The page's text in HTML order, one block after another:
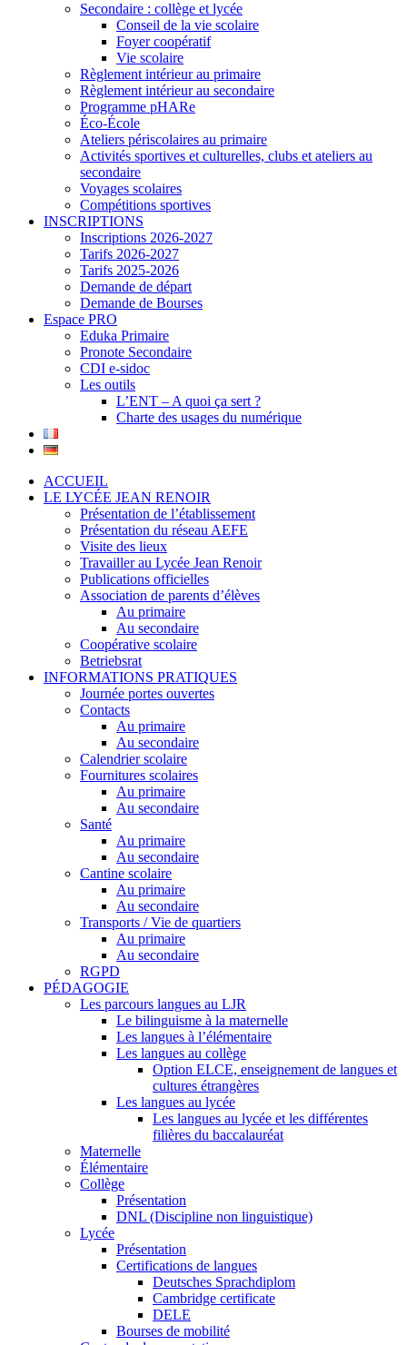
Secondaire : collège et lycée
Conseil de la vie scolaire
Foyer coopératif
Vie scolaire
Règlement intérieur au primaire
Règlement intérieur au secondaire
Programme pHARe
Éco-École
Ateliers périscolaires au primaire
Activités sportives et culturelles, clubs et ateliers au
secondaire
Voyages scolaires
Compétitions sportives
INSCRIPTIONS
Inscriptions 2026-2027
Tarifs 2026-2027
Tarifs 2025-2026
Demande de départ
Demande de Bourses
Espace PRO
Eduka Primaire
Pronote Secondaire
CDI e-sidoc
Les outils
L’ENT – A quoi ça sert ?
Charte des usages du numérique
ACCUEIL
LE LYCÉE JEAN RENOIR
Présentation de l’établissement
Présentation du réseau AEFE
Visite des lieux
Travailler au Lycée Jean Renoir
Publications officielles
Association de parents d’élèves
Au primaire
Au secondaire
Coopérative scolaire
Betriebsrat
INFORMATIONS PRATIQUES
Journée portes ouvertes
Contacts
Au primaire
Au secondaire
Calendrier scolaire
Fournitures scolaires
Au primaire
Au secondaire
Santé
Au primaire
Au secondaire
Cantine scolaire
Au primaire
Au secondaire
Transports / Vie de quartiers
Au primaire
Au secondaire
RGPD
PÉDAGOGIE
Les parcours langues au LJR
Le bilinguisme à la maternelle
Les langues à l’élémentaire
Les langues au collège
Option ELCE, enseignement de langues et
cultures étrangères
Les langues au lycée
Les langues au lycée et les différentes
filières du baccalauréat
Maternelle
Élémentaire
Collège
Présentation
DNL (Discipline non linguistique)
Lycée
Présentation
Certifications de langues
Deutsches Sprachdiplom
Cambridge certificate
DELE
Bourses de mobilité